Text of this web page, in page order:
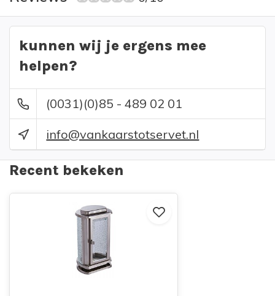
kunnen wij je ergens mee
helpen?
(0031)(0)85 - 489 02 01
info@vankaarstotservet.nl
Recent bekeken